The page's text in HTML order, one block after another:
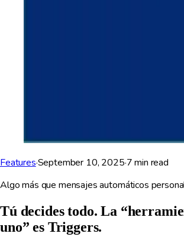
Features·September 10, 2025·7min read
Algo más que mensajes automáticos
Tú decides todo. La
uno” es Triggers.